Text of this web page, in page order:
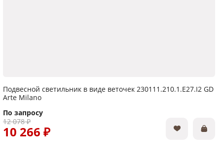
Подвесной светильник в виде веточек 230111.210.1.E27.I2 GD
Arte Milano
По запросу
12 078 ₽
10 266 ₽